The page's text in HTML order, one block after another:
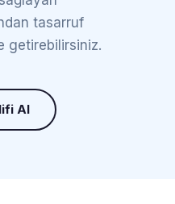
tasarruf
getirebilirsiniz.
Al